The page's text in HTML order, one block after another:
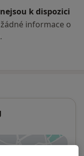
k dispozici
informace o